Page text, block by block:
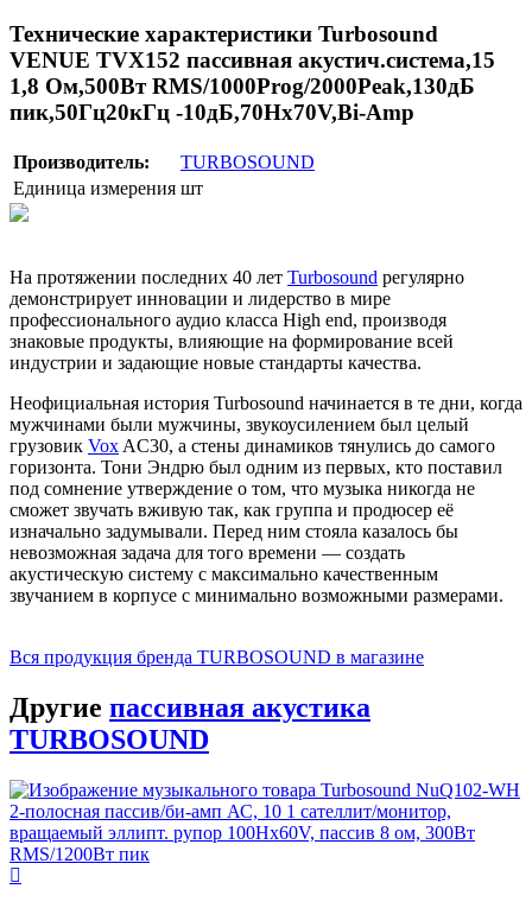
Технические характеристики Turbosound
VENUE TVX152 пассивная акустич.система,15
1,8 Ом,500Вт RMS/1000Prog/2000Peak,130дБ
пик,50Гц20кГц -10дБ,70Hx70V,Bi-Amp
Производитель:
TURBOSOUND
Единица измерения шт
На протяжении последних 40 лет Turbosound регулярно
демонстрирует инновации и лидерство в мире
профессионального аудио класса High end, производя
знаковые продукты, влияющие на формирование всей
индустрии и задающие новые стандарты качества.
Неофициальная история Turbosound начинается в те дни, когда
мужчинами были мужчины, звукоусилением был целый
грузовик Vox AC30, а стены динамиков тянулись до самого
горизонта. Тони Эндрю был одним из первых, кто поставил
под сомнение утверждение о том, что музыка никогда не
сможет звучать вживую так, как группа и продюсер её
изначально задумывали. Перед ним стояла казалось бы
невозможная задача для того времени — создать
акустическую систему с максимально качественным
звучанием в корпусе с минимально возможными размерами.
Вся продукция бренда TURBOSOUND в магазине
Другие пассивная акустика
TURBOSOUND